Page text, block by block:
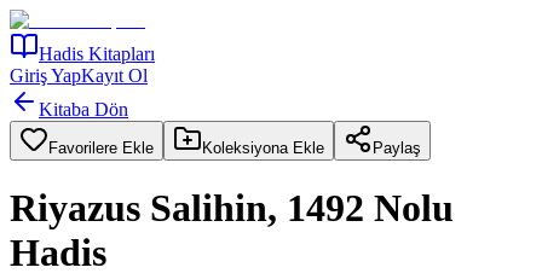
Hadis Kitapları
Giriş YapKayıt Ol
Kitaba Dön
Favorilere Ekle Koleksiyona Ekle Paylaş
Riyazus Salihin, 1492 Nolu
Hadis